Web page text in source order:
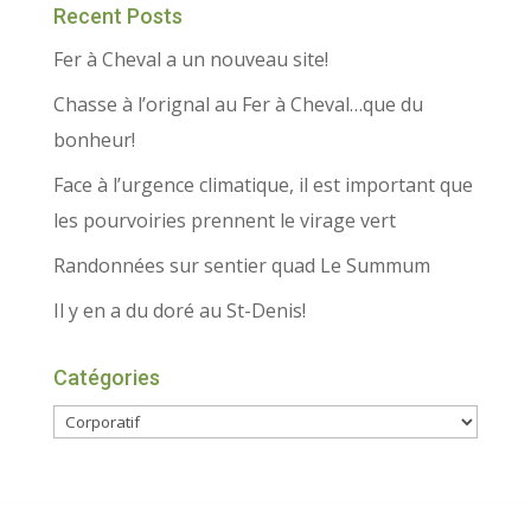
Recent Posts
Fer à Cheval a un nouveau site!
Chasse à l’orignal au Fer à Cheval…que du
bonheur!
Face à l’urgence climatique, il est important que
les pourvoiries prennent le virage vert
Randonnées sur sentier quad Le Summum
Il y en a du doré au St-Denis!
Catégories